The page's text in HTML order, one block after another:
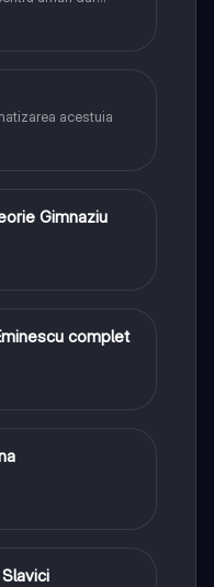
caracrerizarile.
acestuia
Gimnaziu
complet